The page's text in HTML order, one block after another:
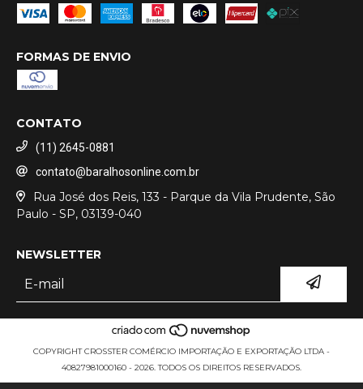
FORMAS DE ENVIO
CONTATO
(11) 2645-0881
contato@baralhosonline.com.br
Rua José dos Reis, 133 - Parque da Vila Prudente, São
Paulo - SP, 03139-040
NEWSLETTER
COPYRIGHT CROSSTER COMÉRCIO IMPORTAÇÃO E EXPORTAÇÃO LTDA -
40827981000160 - 2026. TODOS OS DIREITOS RESERVADOS.